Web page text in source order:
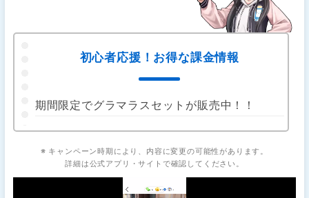
初心者応援！お得な課金情報
期間限定でグラマラスセットが販売中！！
※ キャンペーン時期により、内容に変更の可能性があります。
詳細は公式アプリ・サイトで確認してください。